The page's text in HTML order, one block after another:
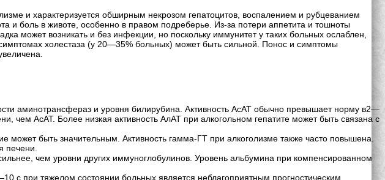
и характеризуется обширным некрозом гепатоцитов, воспалением и рубцеванием
и боль в животе, особенно в правом подреберье. Из-за потери аппетита и тошноты
может возникать и без инфекции, но поскольку иммунитет у таких больных ослаблен,
холестаза (у 20—35% больных) может быть сильной. Понос и симптомы
аминотрансфераз и уровня билирубина. Активность АсАТ обычно превышает норму в2—
АсАТ. Более низкая активность АлАТ при алкогольном гепатите может быть связана с
быть значительным. Активность гамма-ГТ при алкоголизме также часто повышена.
печени.
чем уровни других иммуноглобулинов. Уровень альбумина при компенсированном
с при тяжелом состоянии больных является неблагоприятным прогностическим